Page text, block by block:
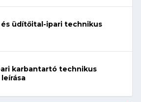
és üdítőital-ipari technikus
karbantartó technikus